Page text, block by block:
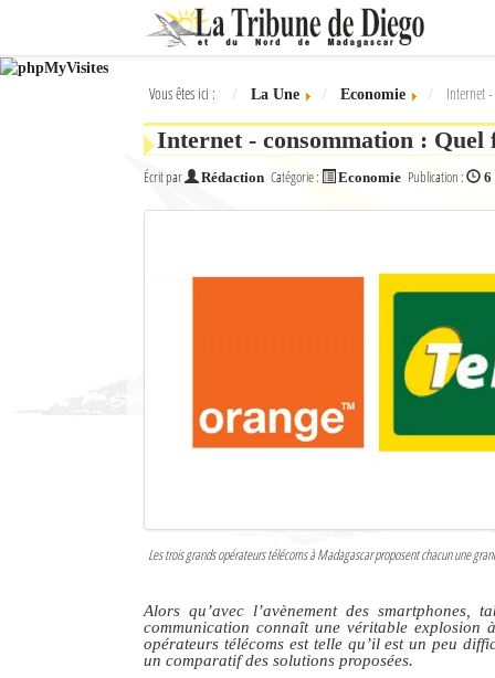
Ok
L'actualité à Diego Suarez
Le Nord de Madagascar
Vous êtes ici : La Une Economie Internet
Internet - consommation :
Écrit par Rédaction Catégorie : Economie Publication : 6
Les trois grands opérateurs télécoms à Madagascar proposent chacun une
Alors qu’avec l’avènement des smartphones,
communication connaît une véritable explosion
opérateurs télécoms est telle qu’il est un peu
un comparatif des solutions proposées.